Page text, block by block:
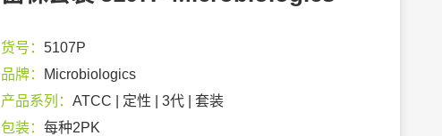
货号： 5107P
品牌：
Microbiologics
产品系列： ATCC | 定性 | 3代 | 套装
包装： 每种2PK